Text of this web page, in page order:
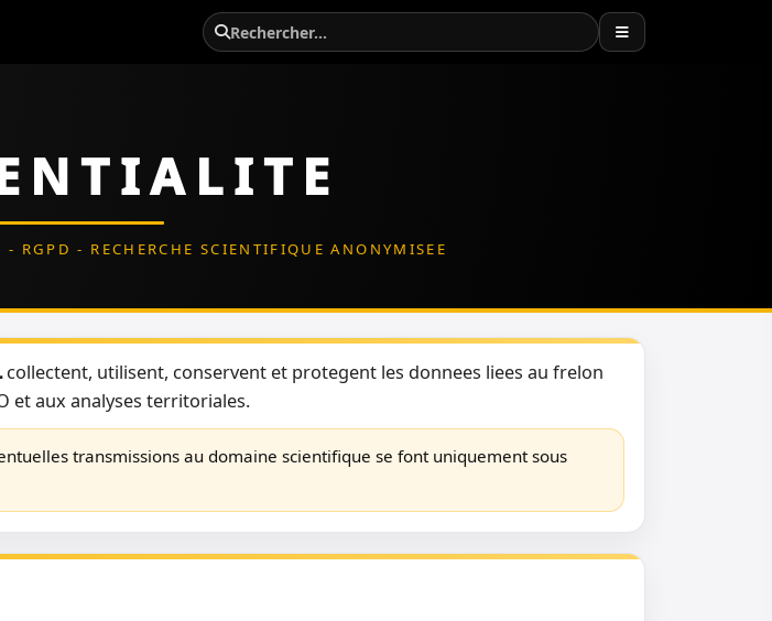
RGPD - RECHERCHE SCIENTIFIQUE ANONYMISEE
collectent, utilisent, conservent et protegent les donnees liees au frelon
et aux analyses territoriales.
transmissions au domaine scientifique se font uniquement sous